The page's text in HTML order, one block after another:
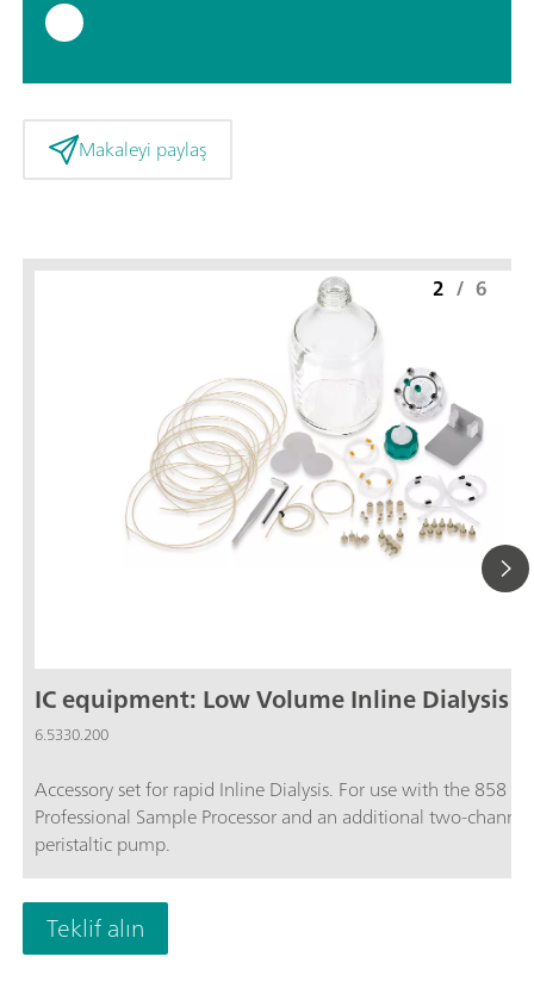
Makaleyi paylaş
IC equipment: Low Volume Inline Dialysis
6.5330.200
Accessory set for rapid Inline Dialysis. For use with the 858
Professional Sample Processor and an additional two-channel
peristaltic pump.
2 / 6
Teklif alın